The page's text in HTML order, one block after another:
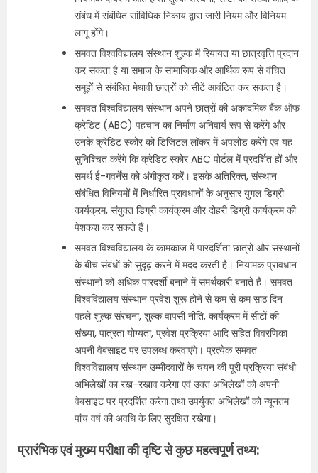
संबंध में संबंधित सांविधिक निकाय द्वारा जारी नियम और विनियम
लागू होंगे।
समवत विश्वविद्यालय संस्थान शुल्क में रियायत या छात्रवृत्ति प्रदान
कर सकता है या समाज के सामाजिक और आर्थिक रूप से वंचित
समूहों से संबंधित मेधावी छात्रों को सीटें आवंटित कर सकता है।
समवत विश्वविद्यालय संस्थान अपने छात्रों की अकादमिक बैंक ऑफ
क्रेडिट (ABC) पहचान का निर्माण अनिवार्य रूप से करेंगे और
उनके क्रेडिट स्कोर को डिजिटल लॉकर में अपलोड करेंगे एवं यह
सुनिश्चित करेंगे कि क्रेडिट स्कोर ABC पोर्टल में प्रदर्शित हों और
समर्थ ई-गवर्नेंस को अंगीकृत करें। इसके अतिरिक्त, संस्थान
संबंधित विनियमों में निर्धारित प्रावधानों के अनुसार युगल डिग्री
कार्यक्रम, संयुक्त डिग्री कार्यक्रम और दोहरी डिग्री कार्यक्रम की
पेशकश कर सकते हैं।
समवत विश्वविद्यालय के कामकाज में पारदर्शिता छात्रों और संस्थानों
के बीच संबंधों को सुदृढ़ करने में मदद करती है। नियामक प्रावधान
संस्थानों को अधिक पारदर्शी बनाने में समर्थकारी बनाते हैं। समवत
विश्वविद्यालय संस्थान प्रवेश शुरू होने से कम से कम साठ दिन
पहले शुल्क संरचना, शुल्क वापसी नीति, कार्यक्रम में सीटों की
संख्या, पात्रता योग्यता, प्रवेश प्रक्रिया आदि सहित विवरणिका
अपनी वेबसाइट पर उपलब्ध करवाएंगे। प्रत्येक समवत
विश्वविद्यालय संस्थान उम्मीदवारों के चयन की पूरी प्रक्रिया संबंधी
अभिलेखों का रख-रखाव करेगा एवं उक्त अभिलेखों को अपनी
वेबसाइट पर प्रदर्शित करेगा तथा उपर्युक्त अभिलेखों को न्यूनतम
पांच वर्ष की अवधि के लिए सुरक्षित रखेगा।
प्रारंभिक एवं मुख्य परीक्षा की दृष्टि से कुछ महत्वपूर्ण तथ्य: